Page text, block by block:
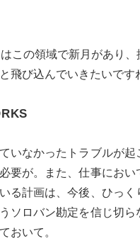
この領域で新月があり
飛び込んでいきたいです
いなかったトラブルが
要が。また、仕事におい
る計画は、今後、ひっ
ソロバン勘定を信じ切
おいて。